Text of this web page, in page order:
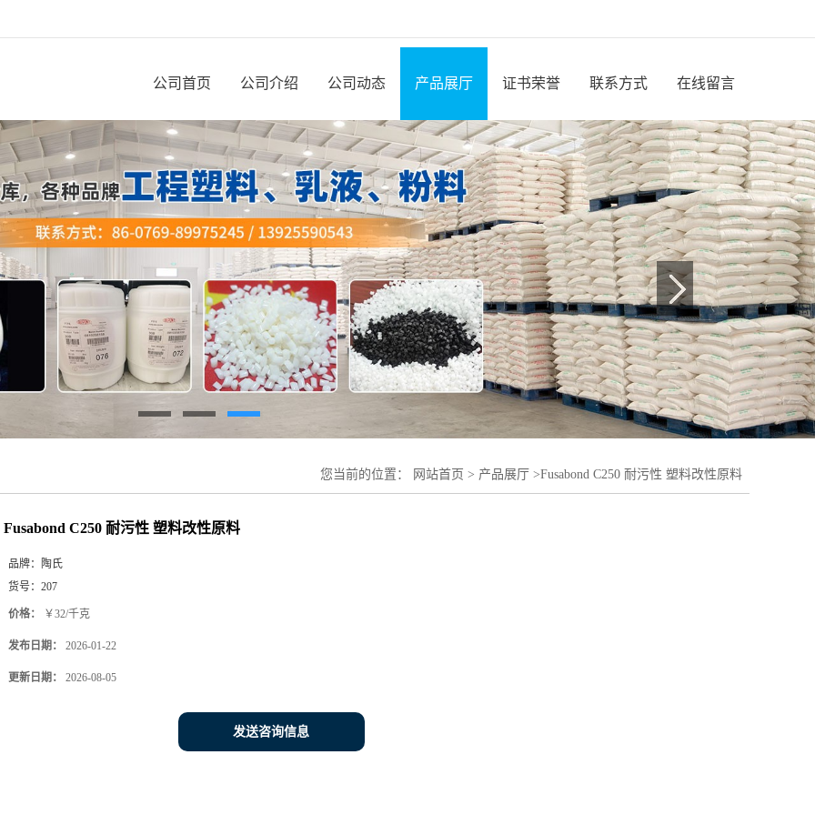
公司首页 公司介绍 公司动态 产品展厅 证书荣誉 联系方式 在线留言
您当前的位置： 网站首页 > 产品展厅 >Fusabond C250 耐污性 塑料改性原料
Fusabond C250 耐污性 塑料改性原料
品牌：
陶氏
货号： 207
价格： ￥32/千克
发布日期： 2026-01-22
更新日期： 2026-08-05
发送咨询信息